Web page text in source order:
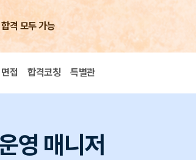
격 모두 가능
면접 합격코칭 특별관
영 매니저